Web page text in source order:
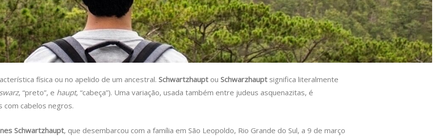
física ou no apelido de um ancestral. Schwartzhaupt ou Schwarzhaupt significa literalmente
swarz, “preto”, e haupt, “cabeça”). Uma variação, usada também entre judeus asquenazitas, é
com cabelos negros.
Schwartzhaupt, que desembarcou com a família em São Leopoldo, Rio Grande do Sul, a 9 de março